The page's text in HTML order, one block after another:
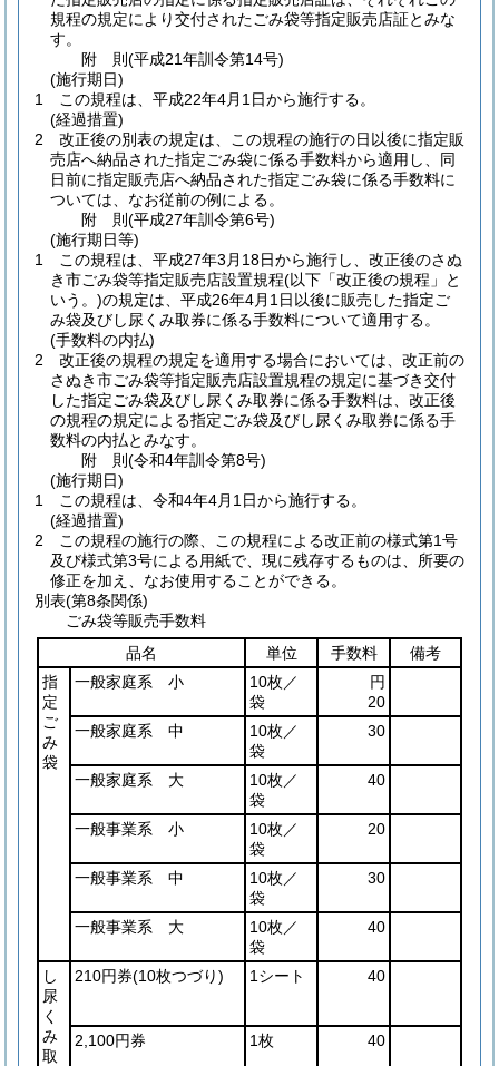
規程の規定により交付されたごみ袋等指定販売店証とみな
す。
附 則(平成21年訓令第14号)
(施行期日)
1
この規程は、平成22年4月1日から施行する。
(経過措置)
2
改正後の別表の規定は、この規程の施行の日以後に指定販
売店へ納品された指定ごみ袋に係る手数料から適用し、同
日前に指定販売店へ納品された指定ごみ袋に係る手数料に
ついては、なお従前の例による。
附 則(平成27年訓令第6号)
(施行期日等)
1
この規程は、平成27年3月18日から施行し、改正後のさぬ
き市ごみ袋等指定販売店設置規程(以下「改正後の規程」と
いう。)の規定は、平成26年4月1日以後に販売した指定ご
み袋及びし尿くみ取券に係る手数料について適用する。
(手数料の内払)
2
改正後の規程の規定を適用する場合においては、改正前の
さぬき市ごみ袋等指定販売店設置規程の規定に基づき交付
した指定ごみ袋及びし尿くみ取券に係る手数料は、改正後
の規程の規定による指定ごみ袋及びし尿くみ取券に係る手
数料の内払とみなす。
附 則(令和4年訓令第8号)
(施行期日)
1
この規程は、令和4年4月1日から施行する。
(経過措置)
2
この規程の施行の際、この規程による改正前の様式第1号
及び様式第3号による用紙で、現に残存するものは、所要の
修正を加え、なお使用することができる。
別表(第8条関係)
ごみ袋等販売手数料
品名
単位 手数料
備考
指
定
ご
み
袋
一般家庭系 小
10枚／
袋
円
20
一般家庭系 中
10枚／
袋
30
一般家庭系 大
10枚／
袋
40
一般事業系 小
10枚／
袋
20
一般事業系 中
10枚／
袋
30
一般事業系 大
10枚／
袋
40
し
尿
く
み
取
210円券(10枚つづり) 1シート 40
2,100円券 1枚 40